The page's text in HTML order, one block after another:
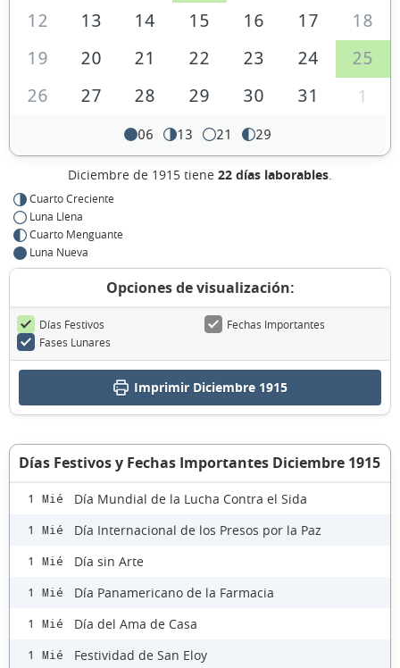
12
13 14 15 16 17
18
19
20 21 22 23 24
25
26
27 28 29 30 31 1
06 13 21 29
Diciembre de 1915 tiene 22 días laborables.
Cuarto Creciente
Luna Llena
Cuarto Menguante
Luna Nueva
Opciones de visualización:
Días Festivos
Fechas Importantes
Fases Lunares
Imprimir Diciembre 1915
Días Festivos y Fechas Importantes Diciembre 1915
1 Mié Día Mundial de la Lucha Contra el Sida
1 Mié Día Internacional de los Presos por la Paz
1 Mié Día sin Arte
1 Mié Día Panamericano de la Farmacia
1 Mié Día del Ama de Casa
1 Mié Festividad de San Eloy